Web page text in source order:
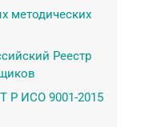
методических
Реестр
Р ИСО 9001-2015